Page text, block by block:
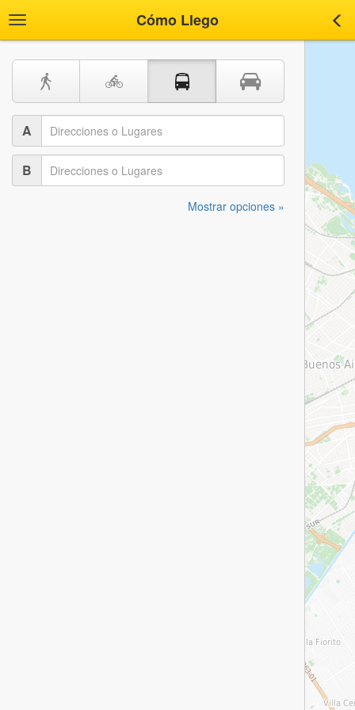
Toggle
navigation
Cómo Llego
A
B
Mostrar opciones »